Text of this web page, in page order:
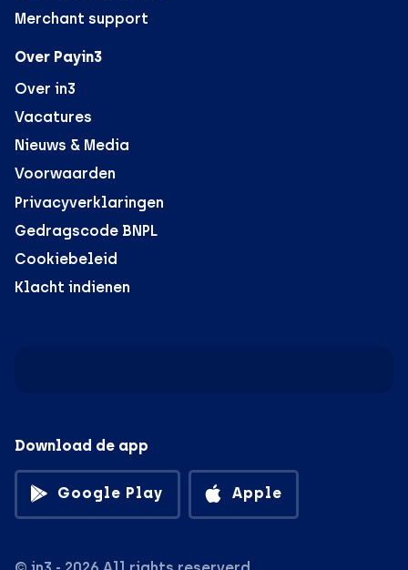
Merchant support
Over Payin3
Over in3
Vacatures
Nieuws & Media
Voorwaarden
Privacyverklaringen
Gedragscode BNPL
Cookiebeleid
Klacht indienen
Download de app
Google Play Apple